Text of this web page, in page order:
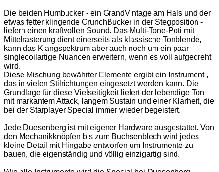
Die beiden Humbucker - ein GrandVintage am Hals und der
etwas fetter klingende CrunchBucker in der Stegposition -
liefern einen kraftvollen Sound. Das Multi-Tone-Poti mit
Mittelrasterung dient einerseits als klassische Tonblende,
kann das Klangspektrum aber auch noch um ein paar
singlecoilartige Nuancen erweitern, wenn es voll aufgedreht
wird.
Diese Mischung bewährter Elemente ergibt ein Instrument ,
das in vielen Stilrichtungen eingesetzt werden kann. Die
Grundlage für diese Vielseitigkeit liefert der lebendige Ton
mit markantem Attack, langem Sustain und einer Klarheit, die
bei der Starplayer Special immer wieder begeistert.
Jede Duesenberg ist mit eigener Hardware ausgestattet. Von
den Mechanikknöpfen bis zum Buchsenblech wird jedes
kleine Detail mit Hingabe entworfen um Instrumente zu
bauen, die eigenständig und völlig einzigartig sind.